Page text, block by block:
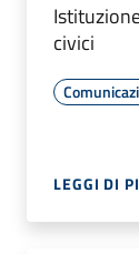
civici
LEGGI DI